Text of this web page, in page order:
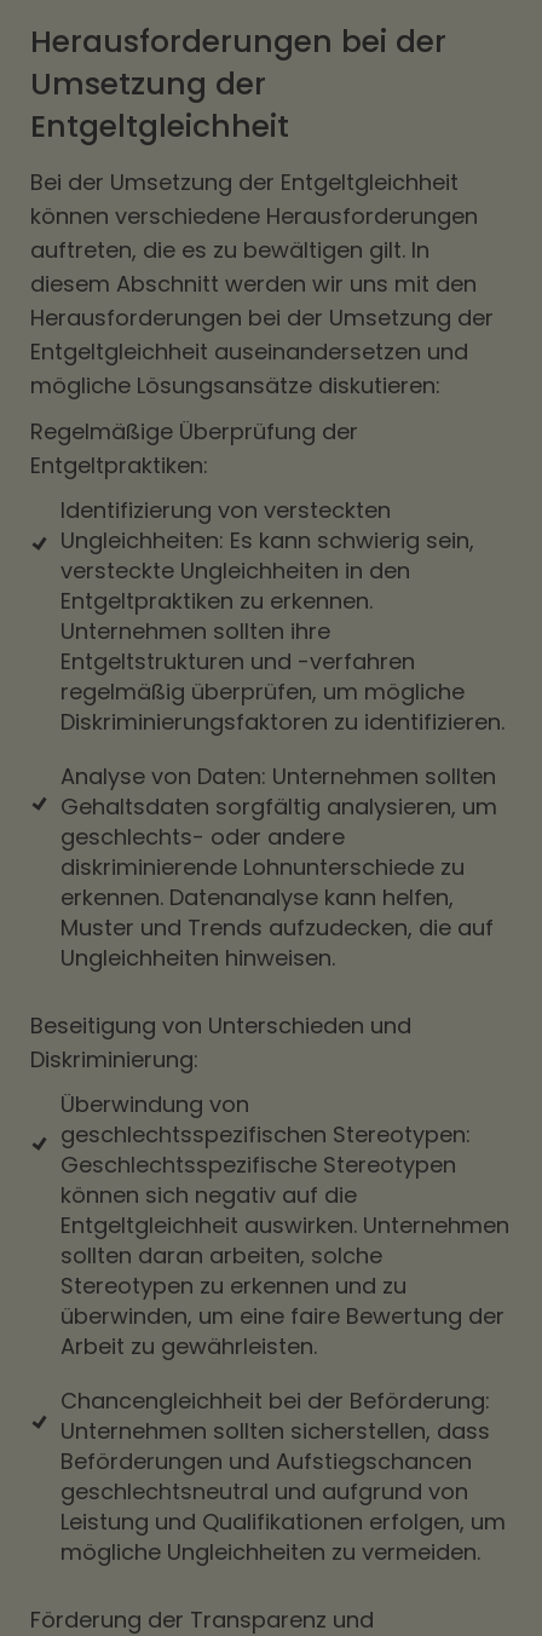
Herausforderungen bei der
Umsetzung der
Entgeltgleichheit
Bei der Umsetzung der Entgeltgleichheit
können verschiedene Herausforderungen
auftreten, die es zu bewältigen gilt. In
diesem Abschnitt werden wir uns mit den
Herausforderungen bei der Umsetzung der
Entgeltgleichheit auseinandersetzen und
mögliche Lösungsansätze diskutieren:
Regelmäßige Überprüfung der
Entgeltpraktiken:
Identifizierung von versteckten
Ungleichheiten: Es kann schwierig sein,
versteckte Ungleichheiten in den
Entgeltpraktiken zu erkennen.
Unternehmen sollten ihre
Entgeltstrukturen und -verfahren
regelmäßig überprüfen, um mögliche
Diskriminierungsfaktoren zu identifizieren.
Analyse von Daten: Unternehmen sollten
Gehaltsdaten sorgfältig analysieren, um
geschlechts- oder andere
diskriminierende Lohnunterschiede zu
erkennen. Datenanalyse kann helfen,
Muster und Trends aufzudecken, die auf
Ungleichheiten hinweisen.
Beseitigung von Unterschieden und
Diskriminierung:
Überwindung von
geschlechtsspezifischen Stereotypen:
Geschlechtsspezifische Stereotypen
können sich negativ auf die
Entgeltgleichheit auswirken. Unternehmen
sollten daran arbeiten, solche
Stereotypen zu erkennen und zu
überwinden, um eine faire Bewertung der
Arbeit zu gewährleisten.
Chancengleichheit bei der Beförderung:
Unternehmen sollten sicherstellen, dass
Beförderungen und Aufstiegschancen
geschlechtsneutral und aufgrund von
Leistung und Qualifikationen erfolgen, um
mögliche Ungleichheiten zu vermeiden.
Förderung der Transparenz und